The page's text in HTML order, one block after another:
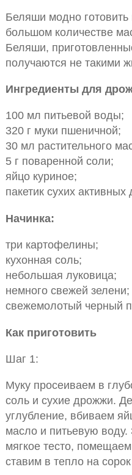
Беляши модно
большом количестве
Беляши,
получаются не такими
Ингредиенты для
100 мл питьевой воды;
320 г муки пшеничной;
30 мл растительного
5 г поваренной соли;
яйцо куриное;
пакетик сухих
Начинка:
три картофелины;
кухонная соль;
небольшая луковица;
немного свежей зелени;
свежемолотый черный
Как приготовить
Шаг 1:
Муку просеиваем в
соль и сухие дрожжи.
углубление, вбиваем
масло и питьевую
мягкое тесто,
ставим в тепло на